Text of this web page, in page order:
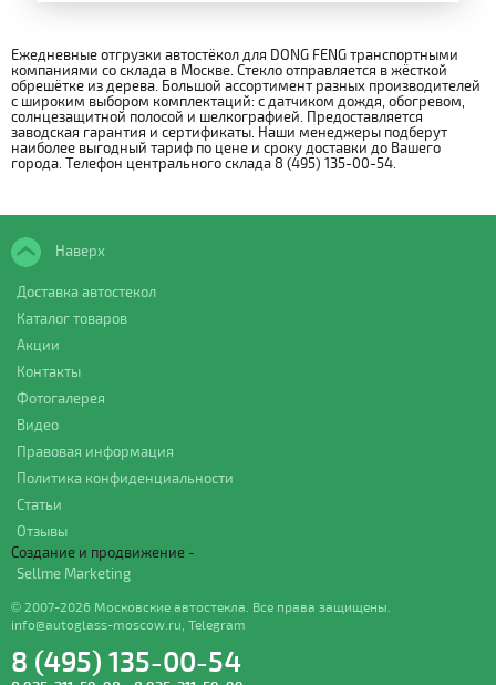
Ежедневные отгрузки автостёкол для DONG FENG транспортными
компаниями со склада в Москве. Стекло отправляется в жёсткой
обрешётке из дерева. Большой ассортимент разных производителей
с широким выбором комплектаций: с датчиком дождя, обогревом,
солнцезащитной полосой и шелкографией. Предоставляется
заводская гарантия и сертификаты. Наши менеджеры подберут
наиболее выгодный тариф по цене и сроку доставки до Вашего
города. Телефон центрального склада 8 (495) 135-00-54.
Наверх
Доставка автостекол
Каталог товаров
Акции
Контакты
Фотогалерея
Видео
Правовая информация
Политика конфиденциальности
Статьи
Отзывы
Создание и продвижение -
Sellme Marketing
© 2007-2026 Московские автостекла. Все права защищены.
info@autoglass-moscow.ru Telegram
8 (495) 135-00-54